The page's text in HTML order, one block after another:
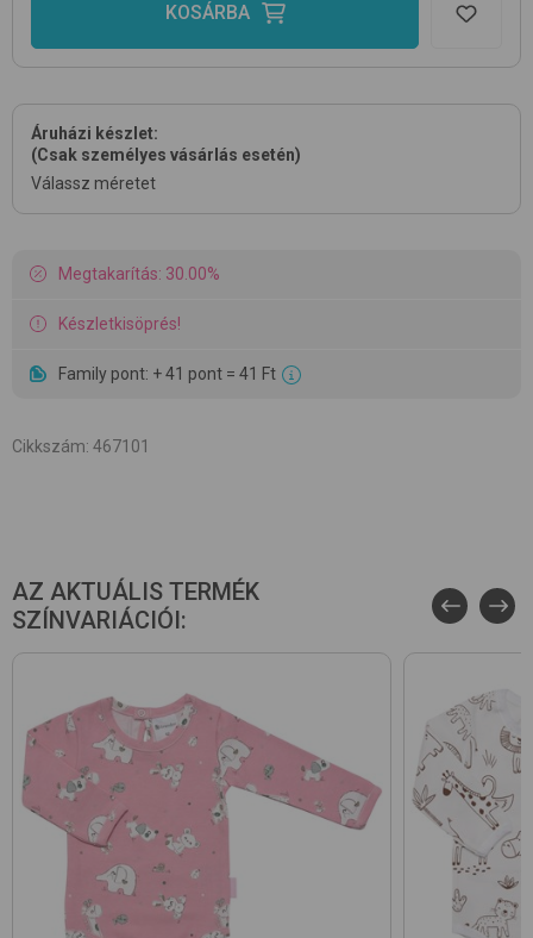
KOSÁRBA
Áruházi készlet:
(Csak személyes vásárlás esetén)
Válassz méretet
Megtakarítás: 30.00%
Készletkisöprés!
Family pont: + 41 pont = 41 Ft
Cikkszám: 467101
AZ AKTUÁLIS TERMÉK
SZÍNVARIÁCIÓI: